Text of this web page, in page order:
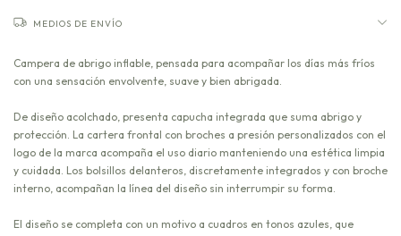
MEDIOS DE ENVÍO
Campera de abrigo inflable, pensada para acompañar los días más fríos
con una sensación envolvente, suave y bien abrigada.
De diseño acolchado, presenta capucha integrada que suma abrigo y
protección. La cartera frontal con broches a presión personalizados con el
logo de la marca acompaña el uso diario manteniendo una estética limpia
y cuidada. Los bolsillos delanteros, discretamente integrados y con broche
interno, acompañan la línea del diseño sin interrumpir su forma.
El diseño se completa con un motivo a cuadros en tonos azules, que